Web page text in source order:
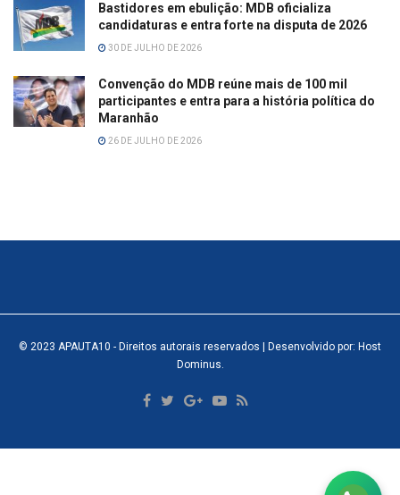
Bastidores em ebulição: MDB oficializa
candidaturas e entra forte na disputa de 2026
30 DE JULHO DE 2026
Convenção do MDB reúne mais de 100 mil
participantes e entra para a história política do
Maranhão
26 DE JULHO DE 2026
© 2023 APAUTA10 - Direitos autorais reservados | Desenvolvido por: Host
Dominus.